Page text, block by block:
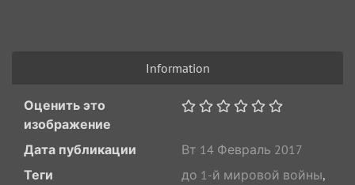
Information
Оценить это
изображение
Дата публикации
Вт 14 Февраль 2017
Теги
до 1-й мировой войны,